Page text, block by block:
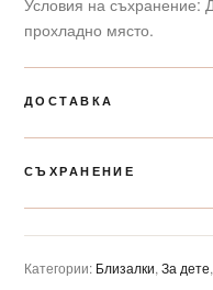
Условия на съхранение:
прохладно място.
ДОСТАВКА
СЪХРАНЕНИЕ
Категории: Близалки, За дете,